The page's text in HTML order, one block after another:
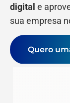
digital e
sua empresa
Quero